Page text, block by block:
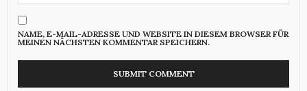
NAME, E-MAIL-ADRESSE UND WEBSITE IN DIESEM BROWSER FÜR
MEINEN NÄCHSTEN KOMMENTAR SPEICHERN.